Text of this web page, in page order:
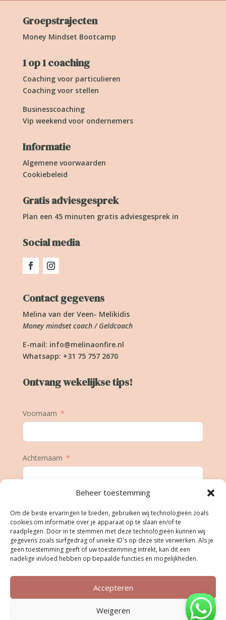
Beheer toestemming
Om de beste ervaringen te bieden, gebruiken wij technologieën zoals
cookies om informatie over je apparaat op te slaan en/of te
raadplegen. Door in te stemmen met deze technologieën kunnen wij
gegevens zoals surfgedrag of unieke ID's op deze site verwerken. Als je
geen toestemming geeft of uw toestemming intrekt, kan dit een
nadelige invloed hebben op bepaalde functies en mogelijkheden.
Accepteren
Weigeren
Groepstrajecten
Money Mindset Bootcamp
1 op 1 coaching
Coaching voor particulieren
Coaching voor stellen
Businesscoaching
Vip weekend voor ondernemers
Informatie
Algemene voorwaarden
Cookiebeleid
Gratis adviesgesprek
Plan een 45 minuten gratis adviesgesprek in
Social media
Contact gegevens
Melina van der Veen- Melikidis
Money mindset coach / Geldcoach
E-mail: info@melinaonfire.nl
Whatsapp: +31 75 757 2670
Ontvang wekelijkse tips!
Voornaam
Achternaam
Geboortedatum
Inschrijven